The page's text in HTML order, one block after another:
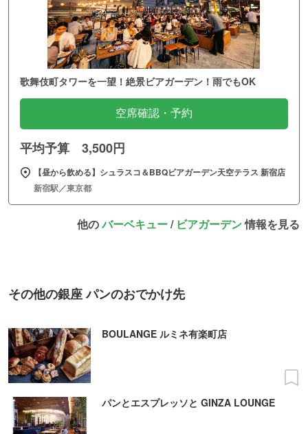
歌舞伎町タワーを一望！絶景ビアガーデン！雨でもOK
空席確認・予約
平均予算 3,500円
【昼から飲める】シュラスコ＆BBQビアガーデン天空テラス 新宿店
新宿駅／東京都
他のバーベキュー/ ビアガーデン情報を見る
その他の銀座 パンのおでかけ先
BOULANGE ルミネ有楽町店
パンとエスプレッソと GINZA LOUNGE